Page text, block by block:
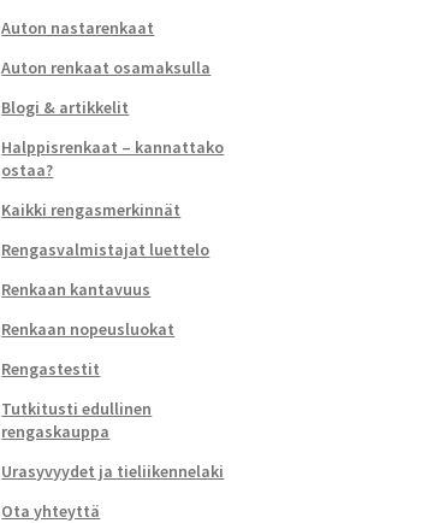
Auton nastarenkaat
Auton renkaat osamaksulla
Blogi & artikkelit
Halppisrenkaat – kannattako
ostaa?
Kaikki rengasmerkinnät
Rengasvalmistajat luettelo
Renkaan kantavuus
Renkaan nopeusluokat
Rengastestit
Tutkitusti edullinen
rengaskauppa
Urasyvyydet ja tieliikennelaki
Ota yhteyttä